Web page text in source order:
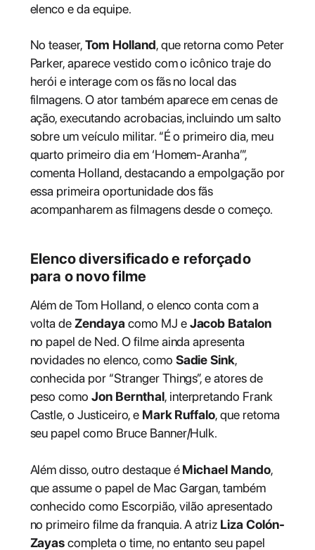
elenco e da equipe.
No teaser,Tom Holland, que retorna como Peter
Parker, aparece vestido com o icônico traje do
herói e interage com os fãs no local das
filmagens. O ator também aparece em cenas de
ação, executando acrobacias, incluindo um salto
sobre um veículo militar. “É o primeiro dia, meu
quarto primeiro dia em ‘Homem-Aranha’”,
comenta Holland, destacando a empolgação por
essa primeira oportunidade dos fãs
acompanharem as filmagens desde o começo.
Elenco diversificado e reforçado
para o novo filme
Além de Tom Holland, o elenco conta com a
volta deZendaya como MJ eJacob Batalon
no papel de Ned. O filme ainda apresenta
novidades no elenco, como Sadie Sink,
conhecida por “Stranger Things”, e atores de
peso comoJon Bernthal, interpretando Frank
Castle, o Justiceiro, e Mark Ruffalo, que retoma
seu papel como Bruce Banner/Hulk.
Além disso, outro destaque éMichael Mando,
que assume o papel de Mac Gargan, também
conhecido como Escorpião, vilão apresentado
no primeiro filme da franquia. A atriz Liza Colón-
Zayascompleta o time, no entanto seu papel